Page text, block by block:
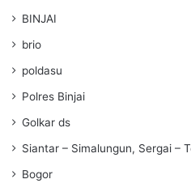
BINJAI
brio
poldasu
Polres Binjai
Golkar ds
Siantar – Simalungun, Sergai –
Bogor